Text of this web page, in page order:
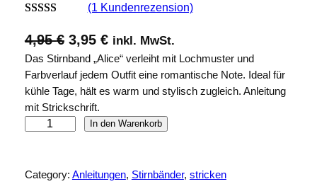
5.00von 5,
basierend auf
Kundenbew
ertung
(1 Kundenrezension)
4,95€ U
r
s
p
r
n
3,95 €A
k
t
e
l
inkl. MwSt.
Das Stirnband „Alice“ verleiht mit Lochmuster und
Farbverlauf jedem Outfit eine romantische Note. Ideal für
kühle Tage, hält es warm und stylisch zugleich. Anleitung
mit Strickschrift.
r
In den Warenkorb
Category: Anleitungen, Stirnbänder, stricken